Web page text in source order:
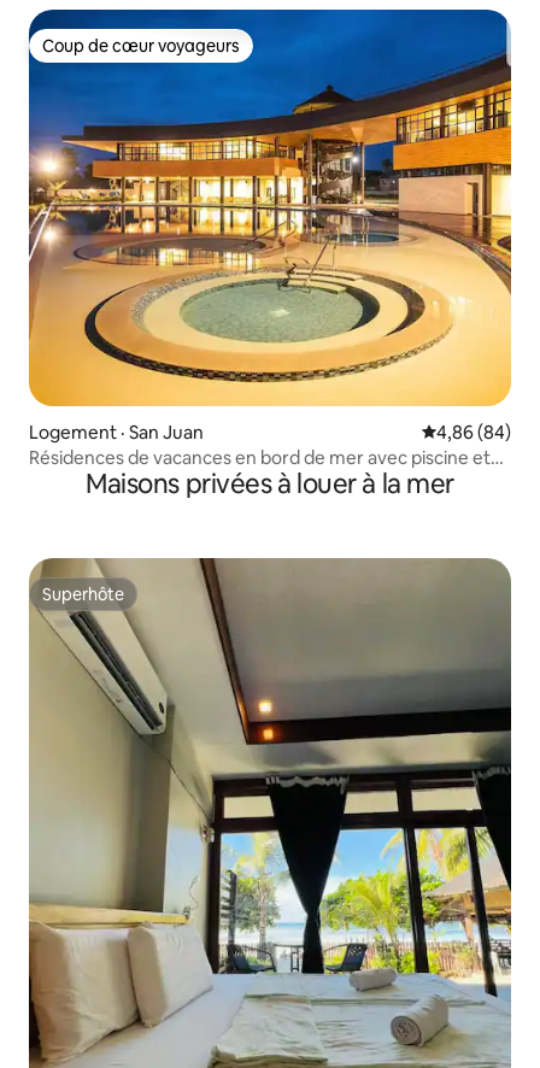
Coup de cœur voyageurs
Coup de cœur voyageurs
Logement · San Juan Note
4,86 (84)
Résidences de vacances en bord de mer avec piscine et
Maisons privées à louer à la mer
Superhôte
Superhôte